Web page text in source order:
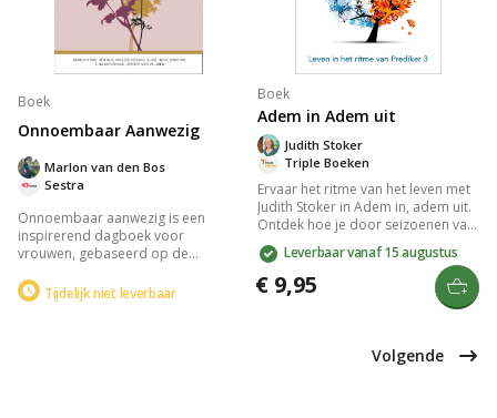
Boek
Onnoembaar Aanwezig
Sestra
Marlon van den Bos
Onnoembaar aanwezig is een
inspirerend dagboek voor
vrouwen, gebaseerd op de
inzichtelijke en praktische teksten
over de vrucht van de Geest. Vijf
Tijdelijk niet leverbaar
Boek
Adem in Adem uit
Triple Boeken
Judith Stoker
Ervaar het ritme van het leven met
Judith Stoker in Adem in, adem uit.
Ontdek hoe je door seizoenen van
geluk en verdriet navigeert met
humor en geloof als gids. Lees
over persoonlijke groei,
vriendschap met jezelf en anderen,
Leverbaar vanaf 15 augustus
€ 9,95
Volgende